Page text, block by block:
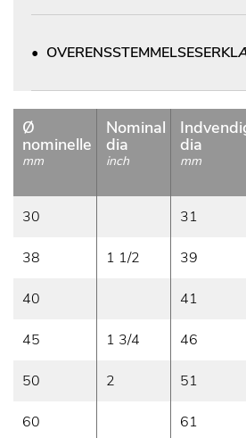
Ø
nominelle
mm
Nominal
dia
inch
dia
mm
30 31
38 1 1/2 39
40 41
45 1 3/4 46
50 2 51
60 61